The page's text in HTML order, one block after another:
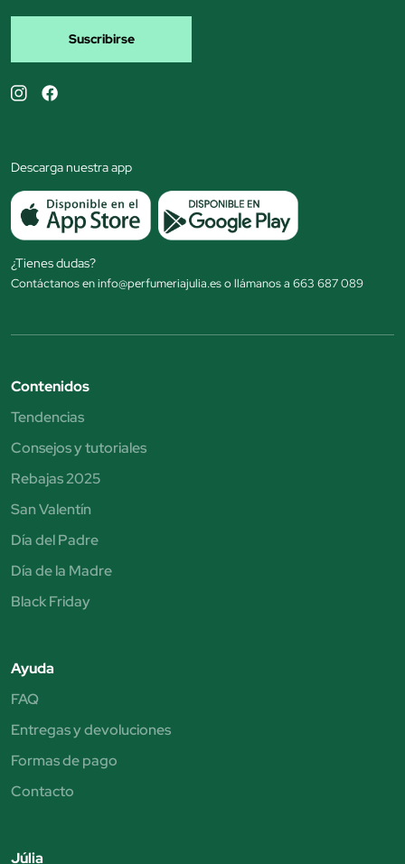
Suscribirse
Descarga nuestra app
¿Tienes dudas?
Contáctanos en info@perfumeriajulia.es o llámanos a 663 687 089
Contenidos
Tendencias
Consejos y tutoriales
Rebajas 2025
San Valentín
Día del Padre
Día de la Madre
Black Friday
Ayuda
FAQ
Entregas y devoluciones
Formas de pago
Contacto
Júlia